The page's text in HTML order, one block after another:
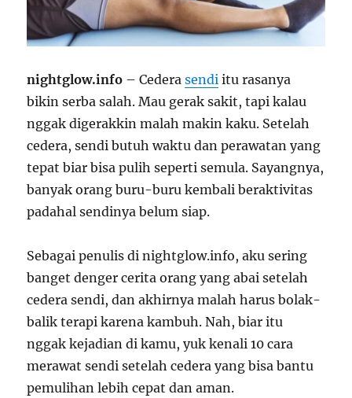
nightglow.info – Cederasendi itu rasanya
bikin serba salah. Mau gerak sakit, tapi kalau
nggak digerakkin malah makin kaku. Setelah
cedera, sendi butuh waktu dan perawatan yang
tepat biar bisa pulih seperti semula. Sayangnya,
banyak orang buru-buru kembali beraktivitas
padahal sendinya belum siap.
Sebagai penulis di nightglow.info, aku sering
banget denger cerita orang yang abai setelah
cedera sendi, dan akhirnya malah harus bolak-
balik terapi karena kambuh. Nah, biar itu
nggak kejadian di kamu, yuk kenali 10 cara
merawat sendi setelah cedera yang bisa bantu
pemulihan lebih cepat dan aman.